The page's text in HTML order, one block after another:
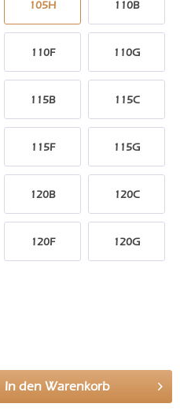
105H 110B
110F 110G
115B 115C
115F 115G
120B 120C
120F 120G
In den Warenkorb